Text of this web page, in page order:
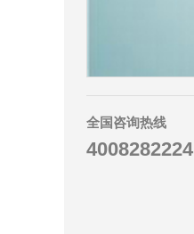
全国咨询热线
4008282224